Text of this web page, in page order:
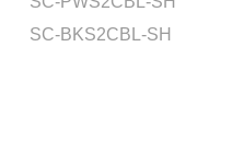
SC-BKS2CBL-SH